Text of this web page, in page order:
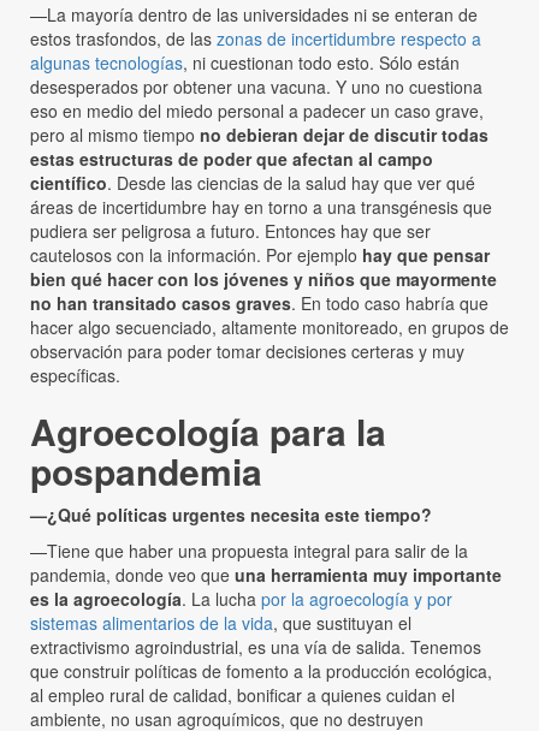
—La mayoría dentro de las universidades ni se enteran de
estos trasfondos, de las zonas de incertidumbre respecto a
algunas tecnologías, ni cuestionan todo esto. Sólo están
desesperados por obtener una vacuna. Y uno no cuestiona
eso en medio del miedo personal a padecer un caso grave,
pero al mismo tiempo no debieran dejar de discutir todas
estas estructuras de poder que afectan al campo
científico. Desde las ciencias de la salud hay que ver qué
áreas de incertidumbre hay en torno a una transgénesis que
pudiera ser peligrosa a futuro. Entonces hay que ser
cautelosos con la información. Por ejemplo hay que pensar
bien qué hacer con los jóvenes y niños que mayormente
no han transitado casos graves. En todo caso habría que
hacer algo secuenciado, altamente monitoreado, en grupos de
observación para poder tomar decisiones certeras y muy
específicas.
Agroecología para la
pospandemia
—¿Qué políticas urgentes necesita este tiempo?
—Tiene que haber una propuesta integral para salir de la
pandemia, donde veo que una herramienta muy importante
es la agroecología. La lucha por la agroecología y por
sistemas alimentarios de la vida, que sustituyan el
extractivismo agroindustrial, es una vía de salida. Tenemos
que construir políticas de fomento a la producción ecológica,
al empleo rural de calidad, bonificar a quienes cuidan el
ambiente, no usan agroquímicos, que no destruyen